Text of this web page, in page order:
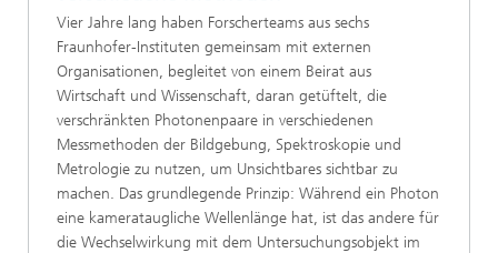
Vier Jahre lang haben Forscherteams aus sechs
Fraunhofer-Instituten gemeinsam mit externen
Organisationen, begleitet von einem Beirat aus
Wirtschaft und Wissenschaft, daran getüftelt, die
verschränkten Photonenpaare in verschiedenen
Messmethoden der Bildgebung, Spektroskopie und
Metrologie zu nutzen, um Unsichtbares sichtbar zu
machen. Das grundlegende Prinzip: Während ein Photon
eine kamerataugliche Wellenlänge hat, ist das andere für
die Wechselwirkung mit dem Untersuchungsobjekt im